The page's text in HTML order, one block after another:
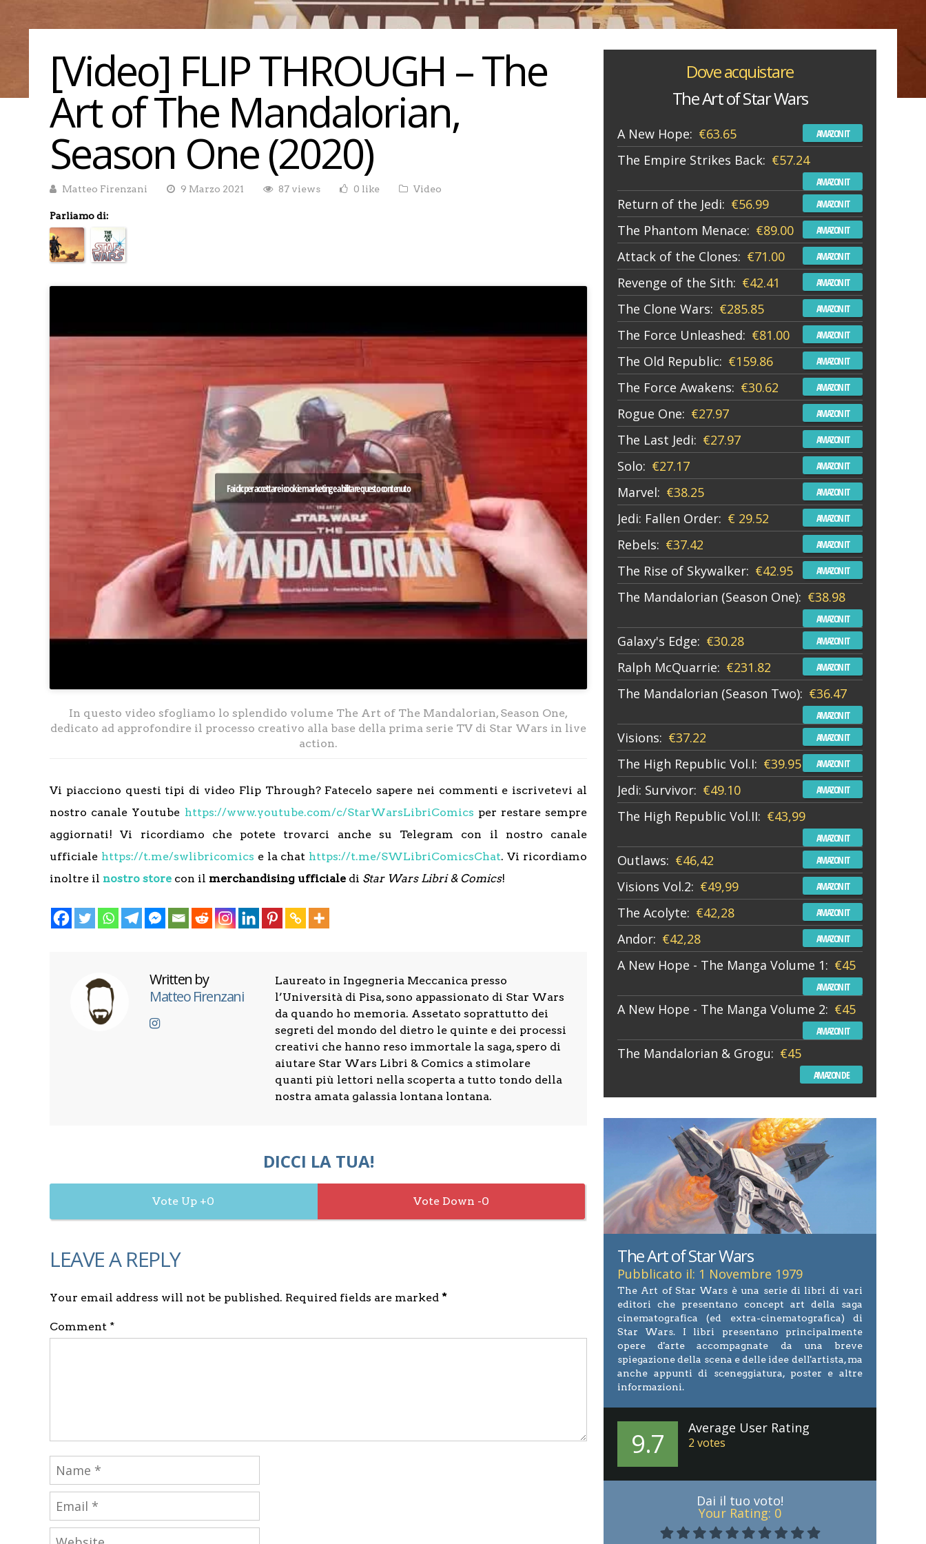
[Video] FLIP THROUGH – The
Art of The Mandalorian,
Season One (2020)
Matteo Firenzani 9 Marzo 2021 87 views 0 like Video
Parliamo di:
Fai clic per accettare i cookie marketing e abilitare questo contenuto
In questo video sfogliamo lo splendido volume The Art of The Mandalorian, Season One,
dedicato ad approfondire il processo creativo alla base della prima serie TV di Star Wars in live
action.
Vi piacciono questi tipi di video Flip Through? Fatecelo sapere nei commenti e iscrivetevi al
nostro canale Youtube https://www.youtube.com/c/StarWarsLibriComics per restare sempre
aggiornati! Vi ricordiamo che potete trovarci anche su Telegram con il nostro canale
ufficiale https://t.me/swlibricomics e la chat https://t.me/SWLibriComicsChat. Vi ricordiamo
inoltre il nostro store con il merchandising ufficiale di Star Wars Libri & Comics!
Written by
Matteo Firenzani
Laureato in Ingegneria Meccanica presso
l’Università di Pisa, sono appassionato di Star Wars
da quando ho memoria. Assetato soprattutto dei
segreti del mondo del dietro le quinte e dei processi
creativi che hanno reso immortale la saga, spero di
aiutare Star Wars Libri & Comics a stimolare
quanti più lettori nella scoperta a tutto tondo della
nostra amata galassia lontana lontana.
DICCI LA TUA!
0 0
LEAVE A REPLY
Your email address will not be published. Required fields are marked *
Comment *
Dove acquistare
The Art of Star Wars
A New Hope: €63.65 AMAZON IT
The Empire Strikes Back: €57.24
AMAZON IT
Return of the Jedi: €56.99 AMAZON IT
The Phantom Menace: €89.00 AMAZON IT
Attack of the Clones: €71.00 AMAZON IT
Revenge of the Sith: €42.41 AMAZON IT
The Clone Wars: €285.85 AMAZON IT
The Force Unleashed: €81.00 AMAZON IT
The Old Republic: €159.86 AMAZON IT
The Force Awakens: €30.62 AMAZON IT
Rogue One: €27.97 AMAZON IT
The Last Jedi: €27.97 AMAZON IT
Solo: €27.17 AMAZON IT
Marvel: €38.25 AMAZON IT
Jedi: Fallen Order: € 29.52 AMAZON IT
Rebels: €37.42 AMAZON IT
The Rise of Skywalker: €42.95 AMAZON IT
The Mandalorian (Season One): €38.98
AMAZON IT
Galaxy's Edge: €30.28 AMAZON IT
Ralph McQuarrie: €231.82 AMAZON IT
The Mandalorian (Season Two): €36.47
AMAZON IT
Visions: €37.22 AMAZON IT
The High Republic Vol.I: €39.95 AMAZON IT
Jedi: Survivor: €49.10 AMAZON IT
The High Republic Vol.II: €43,99
AMAZON IT
Outlaws: €46,42 AMAZON IT
Visions Vol.2: €49,99 AMAZON IT
The Acolyte: €42,28 AMAZON IT
Andor: €42,28 AMAZON IT
A New Hope - The Manga Volume 1: €45
AMAZON IT
A New Hope - The Manga Volume 2: €45
AMAZON IT
The Mandalorian & Grogu: €45
AMAZON DE
The Art of Star Wars
Pubblicato il: 1 Novembre 1979
The Art of Star Wars è una serie di libri di vari
editori che presentano concept art della saga
cinematografica (ed extra-cinematografica) di
Star Wars. I libri presentano principalmente
opere d'arte accompagnate da una breve
spiegazione della scena e delle idee dell'artista, ma
anche appunti di sceneggiatura, poster e altre
informazioni.
9.7 Average User Rating
2 votes
Dai il tuo voto!
Your Rating: 0